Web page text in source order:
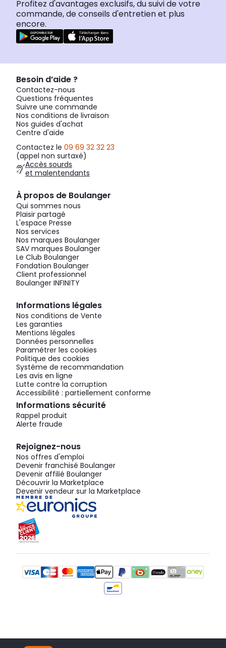
Profitez d'avantages exclusifs, du suivi de votre
commande, de conseils d'entretien et plus
encore.
Besoin d’aide ?
Contactez-nous
Questions fréquentes
Suivre une commande
Nos conditions de livraison
Nos guides d'achat
Centre d'aide
Contactez le 09 69 32 32 23
(appel non surtaxé)
Accès sourds
et malentendants
À propos de Boulanger
Qui sommes nous
Plaisir partagé
L'espace Presse
Nos services
Nos marques Boulanger
SAV marques Boulanger
Le Club Boulanger
Fondation Boulanger
Client professionnel
Boulanger INFINITY
Informations légales
Nos conditions de Vente
Les garanties
Mentions légales
Données personnelles
Paramétrer les cookies
Politique des cookies
Système de recommandation
Les avis en ligne
Lutte contre la corruption
Accessibilité : partiellement conforme
Informations sécurité
Rappel produit
Alerte fraude
Rejoignez-nous
Nos offres d'emploi
Devenir franchisé Boulanger
Devenir affilié Boulanger
Découvrir la Marketplace
Devenir vendeur sur la Marketplace